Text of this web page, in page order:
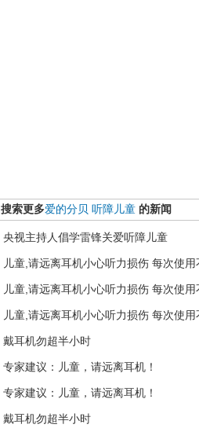
搜索更多爱的分贝 听障儿童 的新闻
央视主持人倡学雷锋关爱听障儿童
儿童,请远离耳机小心听力损伤 每次使
儿童,请远离耳机小心听力损伤 每次使
儿童,请远离耳机小心听力损伤 每次使
戴耳机勿超半小时
专家建议：儿童，请远离耳机！
专家建议：儿童，请远离耳机！
戴耳机勿超半小时